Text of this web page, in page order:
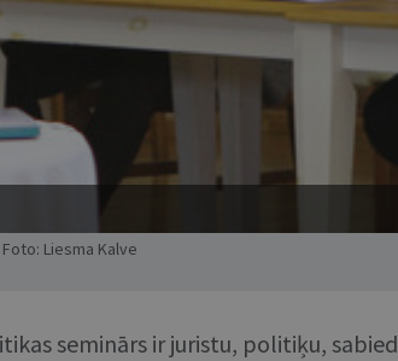
Liesma Kalve
seminārs ir juristu, politiķu,